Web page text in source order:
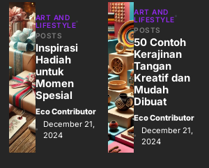
Jasa Desain: Peluang Usaha Kreatif
di Era Digital
Eco Contributor
ART AND
LIFESTYLE
POSTS
Inspirasi
Hadiah
untuk
Momen
Spesial
Eco Contributor
December 21,
2024
ART AND
LIFESTYLE
POSTS
50 Contoh
Kerajinan
Tangan
Kreatif dan
Mudah
Dibuat
Eco Contributor
December 21,
2024